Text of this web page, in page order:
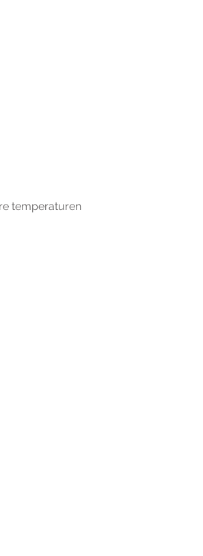
temperaturen